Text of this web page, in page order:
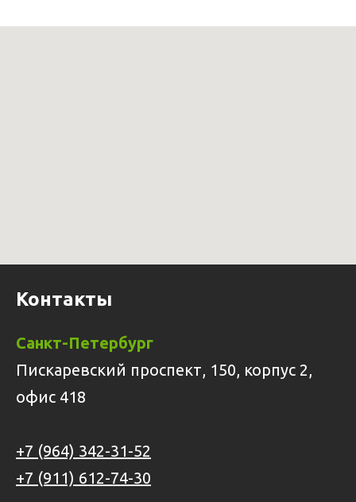
Контакты
Санкт-Петербург
Пискаревский проспект, 150, корпус 2,
офис 418
+7 (964) 342-31-52
+7 (911) 612-74-30